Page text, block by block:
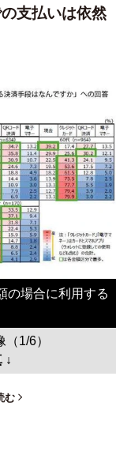
支払いは依然
の場合に利用する
1/6）
↓
む